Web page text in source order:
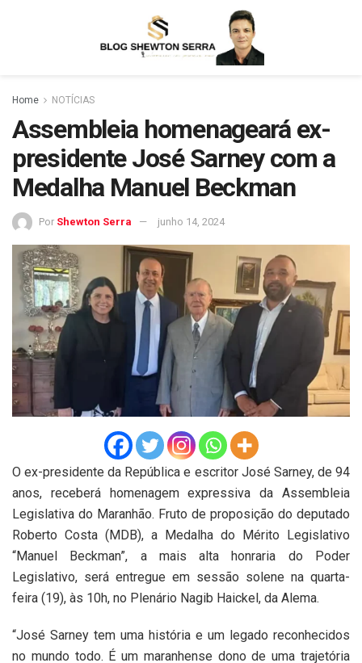
Home NOTÍCIAS
Assembleia homenageará ex-
presidente José Sarney com a
Medalha Manuel Beckman
Por Shewton Serra junho 14, 2024
O ex-presidente da República e escritor José Sarney, de 94
anos, receberá homenagem expressiva da Assembleia
Legislativa do Maranhão. Fruto de proposição do deputado
Roberto Costa (MDB), a Medalha do Mérito Legislativo
“Manuel Beckman”, a mais alta honraria do Poder
Legislativo, será entregue em sessão solene na quarta-
feira (19), às 10h, no Plenário Nagib Haickel, da Alema.
“José Sarney tem uma história e um legado reconhecidos
no mundo todo. É um maranhense dono de uma trajetória